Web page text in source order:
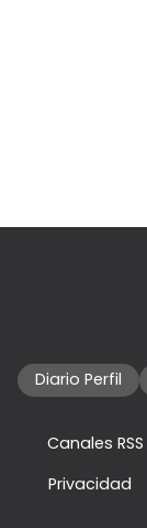
Diario Perfil
Canales RSS
Privacidad